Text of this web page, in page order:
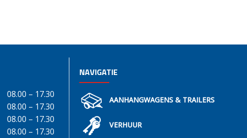
08.00 – 17.30
08.00 – 17.30
08.00 – 17.30
08.00 – 17.30
NAVIGATIE
AANHANGWAGENS & TRAILERS
VERHUUR